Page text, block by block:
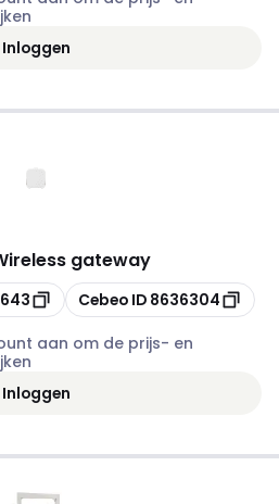
Inloggen
gateway
Kopiëren
Cebeo ID 8636304
aan om de prijs- en
Inloggen